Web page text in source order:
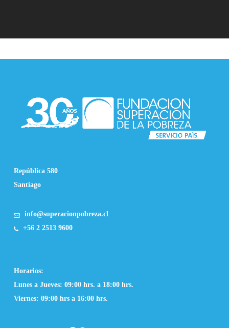
República 580
Santiago
info@superacionpobreza.cl
+56 2 2513 9600
Horarios:
Lunes a Jueves: 09:00 hrs. a 18:00 hrs.
Viernes: 09:00 hrs a 16:00 hrs.